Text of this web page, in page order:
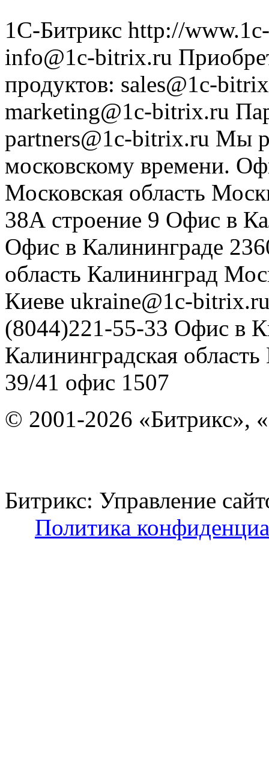
1С-Битрикс http://
info@1c-bitrix.ru
продуктов: sales@1c-
marketing@1c-bitrix.ru
partners@1c-bitrix.ru Мы
московскому времени.
Московская область
38А строение 9 Офис в
Офис в Калининграде
область Калининград
Киеве ukraine@1c-
(8044)221-55-33 Офис в
Калининградская область
39/41 офис 1507
© 2001-2026 «Битрикс»,
Битрикс: Управление
Политика